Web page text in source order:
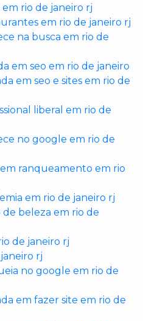
rio de janeiro rj
em rio de janeiro rj
na busca em rio de
em seo em rio de janeiro
em seo e sites em rio de
liberal em rio de
no google em rio de
ranqueamento em rio
em rio de janeiro rj
de beleza em rio de
de janeiro rj
rj
no google em rio de
em fazer site em rio de